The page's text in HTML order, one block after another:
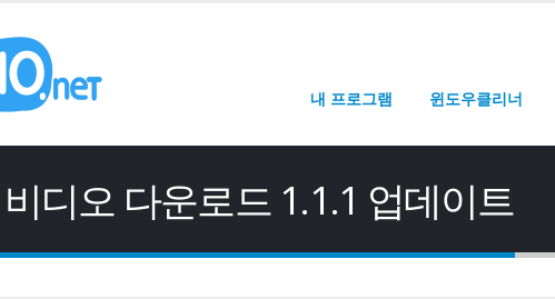
내 프로그램 윈도우클리너
디오 다운로드 1.1.1 업데이트